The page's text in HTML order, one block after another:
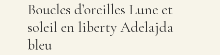
Boucles d’oreilles Lune et
soleil en liberty Adelajda
bleu